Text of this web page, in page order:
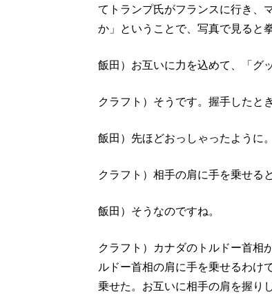
てトランプ氏がフランスに行き、
か」ということで、写真で見ると
飯田）お互いに力を込めて、「グ
クラフト）そうです。握手したと
飯田）先ほどおっしゃったように。
クラフト）相手の肩に手を乗せる
飯田）そうなのですね。
クラフト）カナダのトルドー首相
ルドー首相の肩に手を乗せるわけ
乗せた。お互いに相手の肩を握り